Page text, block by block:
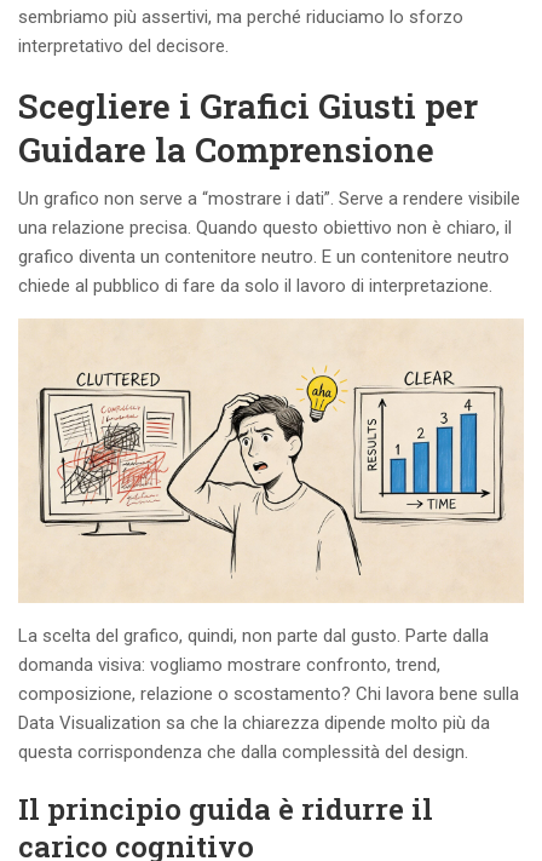
sembriamo più assertivi, ma perché riduciamo lo sforzo
interpretativo del decisore.
Scegliere i Grafici Giusti per
Guidare la Comprensione
Un grafico non serve a “mostrare i dati”. Serve a rendere visibile
una relazione precisa. Quando questo obiettivo non è chiaro, il
grafico diventa un contenitore neutro. E un contenitore neutro
chiede al pubblico di fare da solo il lavoro di interpretazione.
La scelta del grafico, quindi, non parte dal gusto. Parte dalla
domanda visiva: vogliamo mostrare confronto, trend,
composizione, relazione o scostamento? Chi lavora bene sulla
Data Visualization sa che la chiarezza dipende molto più da
questa corrispondenza che dalla complessità del design.
Il principio guida è ridurre il
carico cognitivo